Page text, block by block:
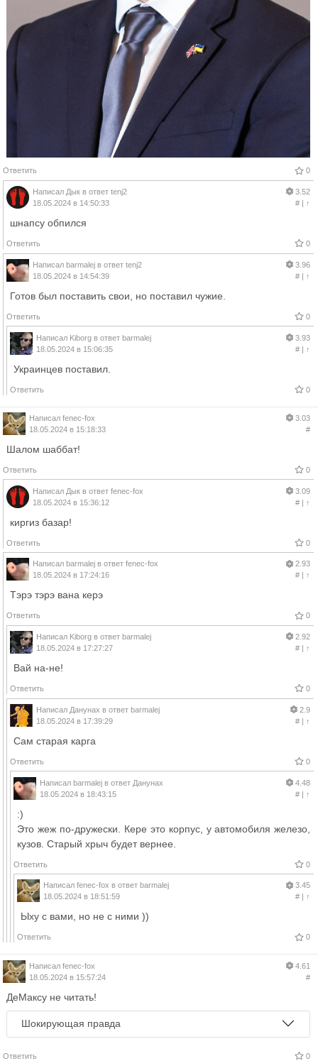
Ответить 0
Написал Дык в ответ tenj2
18.05.2024 в 14:50:33
3.52
#| ↑
шнапсу обпился
Ответить 0
Написал barmalej в ответ tenj2
18.05.2024 в 14:54:39
3.96
#| ↑
Готов был поставить свои, но поставил чужие.
Ответить 0
Написал Kiborg в ответ barmalej
18.05.2024 в 15:06:35
3.93
#| ↑
Украинцев поставил.
Ответить 0
Написал fenec-fox
18.05.2024 в 15:18:33
3.03
#
Шалом шаббат!
Ответить 0
Написал Дык в ответ fenec-fox
18.05.2024 в 15:36:12
3.09
#| ↑
киргиз базар!
Ответить 0
Написал barmalej в ответ fenec-fox
18.05.2024 в 17:24:16
2.93
#| ↑
Тэрэ тэрэ вана керэ
Ответить 0
Написал Kiborg в ответ barmalej
18.05.2024 в 17:27:27
2.92
#| ↑
Вай на-не!
Ответить 0
Написал Данунах в ответ barmalej
18.05.2024 в 17:39:29
2.9
#| ↑
Сам старая карга
Ответить 0
Написал barmalej в ответ Данунах
18.05.2024 в 18:43:15
4.48
#| ↑
:)
Это жеж по-дружески. Кере это корпус, у автомобиля железо,
кузов. Старый хрыч будет вернее.
Ответить 0
Написал fenec-fox в ответ barmalej
18.05.2024 в 18:51:59
3.45
#| ↑
Ыху с вами, но не с ними ))
Ответить 0
Написал fenec-fox
18.05.2024 в 15:57:24
4.61
#
ДеМаксу не читать!
Шокирующая правда
Ответить 0